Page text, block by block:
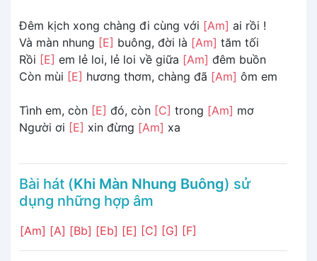
Đêm kịch xong chàng đi cùng với [Am] ai rồi !
Và màn nhung [E] buông, đời là [Am] tăm tối
Rồi [E] em lẻ loi, lẻ loi về giữa [Am] đêm buồn
Còn mùi [E] hương thơm, chàng đã [Am] ôm em
Tình em, còn [E] đó, còn [C] trong [Am] mơ
Người ơi [E] xin đừng [Am] xa
Bài hát (Khi Màn Nhung Buông) sử
dụng những hợp âm
[Am] [A] [Bb] [Eb] [E] [C] [G] [F]